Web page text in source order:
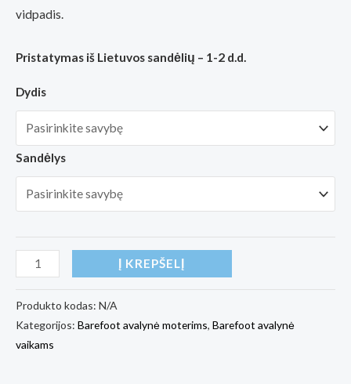
96,00€
vidpadis.
Pristatymas iš Lietuvos sandėlių – 1-2 d.d.
Dydis
Sandėlys
produkto
Barefoot
batai
Froddo
Į KREPŠELĮ
Produkto kodas: N/A
Kategorijos: Barefoot avalynė moterims, Barefoot avalynė
vaikams